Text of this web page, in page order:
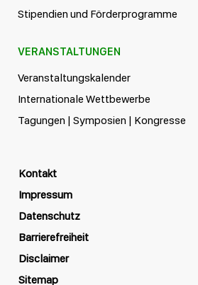
Stipendien und Förderprogramme
VERANSTALTUNGEN
Veranstaltungskalender
Internationale Wettbewerbe
Tagungen | Symposien | Kongresse
Kontakt
Impressum
Datenschutz
Barrierefreiheit
Disclaimer
Sitemap